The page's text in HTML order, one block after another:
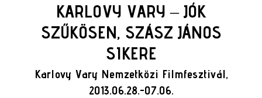
KARLOVY VARY – JÓK
SZŰKÖSEN, SZÁSZ JÁNOS
SIKERE
Karlovy Vary Nemzetközi Filmfesztivál,
2013.06.28.-07.06.